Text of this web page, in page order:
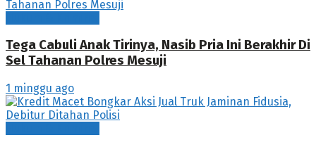
Tega Cabuli Anak Tirinya, Nasib Pria Ini Berakhir Di
Sel Tahanan Polres Mesuji
1 minggu ago